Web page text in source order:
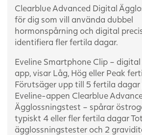
Clearblue Advanced Digital
för dig som vill använda dubbel
hormonspårning och digital
identifiera fler fertila dagar.
Eveline Smartphone Clip –
app, visar Låg, Hög eller Peak
Förutsäger upp till 5 fertila dagar
Eveline-appen Clearblue
Ägglossningstest – spårar
typiskt 4 eller fler fertila dagar
ägglossningstester och 2